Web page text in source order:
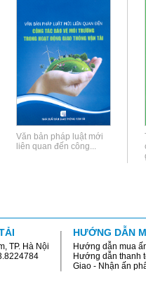
Văn bản pháp luật mới
liên quan đến công...
TP. Hà Nội
HƯỚNG DẪN
Hướng dẫn mua
Hướng dẫn thanh
Giao - Nhận ấn